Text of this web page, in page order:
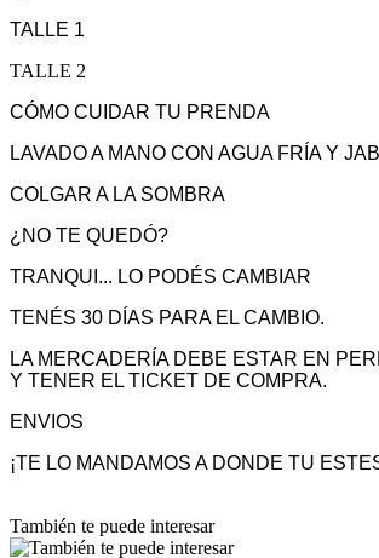
TALLE 1
TALLE 2
CÓMO CUIDAR TU PRENDA
LAVADO A MANO CON AGUA FRÍA Y
COLGAR A LA SOMBRA
¿NO TE QUEDÓ?
TRANQUI... LO PODÉS CAMBIAR
TENÉS 30 DÍAS PARA EL CAMBIO.
LA MERCADERÍA DEBE ESTAR EN
Y TENER EL TICKET DE COMPRA.
ENVIOS
¡TE LO MANDAMOS A DONDE TU
También te puede interesar